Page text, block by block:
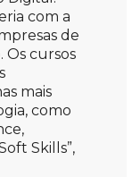
com a
de
Os cursos
mais
como
Skills”,